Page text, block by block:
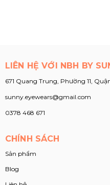
LIÊN HỆ VỚI NBH BY
671 Quang Trung, Phường 11,
sunny.eyewears@gmail.com
0378 468 671
CHÍNH SÁCH
Sản phẩm
Blog